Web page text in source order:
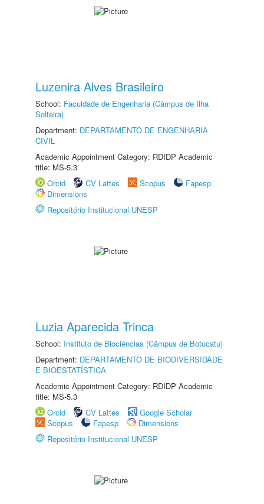
Luzenira Alves Brasileiro
School: Faculdade de Engenharia (Câmpus de Ilha
Solteira)
Department: DEPARTAMENTO DE ENGENHARIA
CIVIL
Academic Appointment Category: RDIDP Academic
title: MS-5.3
Orcid
CV Lattes Scopus
Fapesp
Dimensions
Repositório Institucional UNESP
Luzia Aparecida Trinca
School: Instituto de Biociências (Câmpus de Botucatu)
Department: DEPARTAMENTO DE BIODIVERSIDADE
E BIOESTATÍSTICA
Academic Appointment Category: RDIDP Academic
title: MS-5.3
Orcid
CV Lattes
Google Scholar
Scopus
Fapesp
Dimensions
Repositório Institucional UNESP